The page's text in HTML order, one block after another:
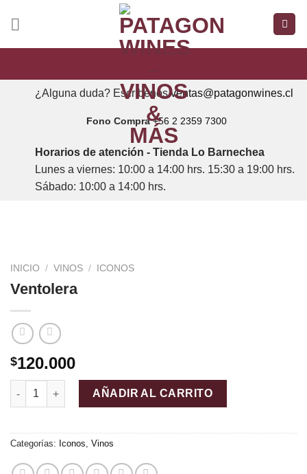
¿Alguna duda? Escríbenosventas@patagonwines.cl
Fono Compra +56 2 2359 7300
Horarios de atención - Tienda Lo Barnechea
Lunes a viernes: 10:00 a 14:00 hrs. 15:30 a 19:00 hrs.
Sábado: 10:00 a 14:00 hrs.
INICIO / VINOS / ICONOS
Ventolera
$120.000
Ventolera cantidad
AÑADIR AL CARRITO
Categorías: Iconos, Vinos